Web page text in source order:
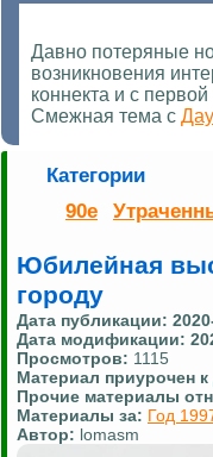
Давно потеряные
возникновения
коннекта и с
Смежная тема с
Категории
90е
Юбилейная
городу
Дата публикации:
Дата модификации:
Просмотров: 1115
Материал приурочен к
Прочие материалы
Материалы за: Год
Автор: lomasm